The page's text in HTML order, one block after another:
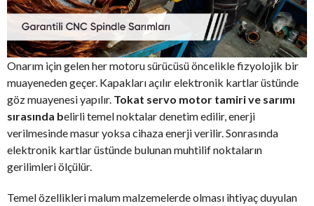
Onarım için gelen her motoru sürücüsü öncelikle fizyolojik bir
muayeneden geçer. Kapakları açılır elektronik kartlar üstünde
göz muayenesi yapılır. Tokat servo motor tamiri ve sarımı
sırasında belirli temel noktalar denetim edilir, enerji
verilmesinde masur yoksa cihaza enerji verilir. Sonrasında
elektronik kartlar üstünde bulunan muhtilif noktaların
gerilimleri ölçülür.
Temel özellikleri malum malzemelerde olması ihtiyaç duyulan